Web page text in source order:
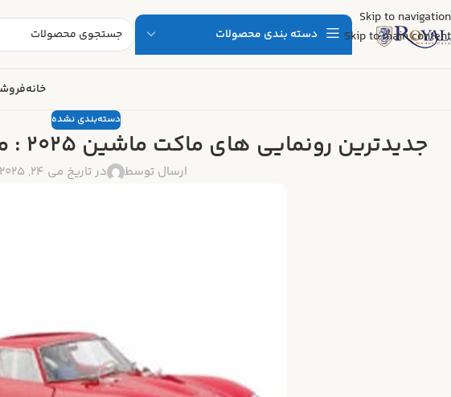
Skip to navigation
Skip to main content
دسته بندی محصولات
خانه
دسته‌بندی نشده
جدیدترین رونمایی‌ های ماکت ماشین ۲۰۲۵ : منتظر چه مدل‌هایی باشیم؟
ارسال توسط در تاریخ می 24, 2025